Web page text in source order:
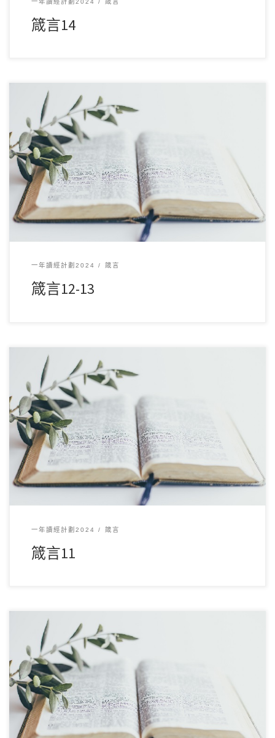
箴言14
12 月132024讀經範圍：箴言12-13 經文重點： 第12章強調智慧
與愚昧的對比，指出智慧能帶 […]
一年讀經計劃2024 箴言
箴言12-13
12 月122024讀經範圍：箴言11 經文重點： 本章強調公義與誠
實的重要性，指出正直的行為能帶來 […]
一年讀經計劃2024 箴言
箴言11
12 月112024讀經範圍：箴言10 經文重點： 本章透過對比智慧
與愚昧、正義與邪惡，強調行為的結 […]